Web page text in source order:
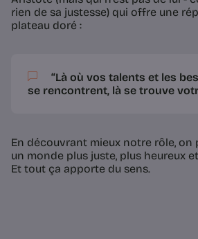
rien de sa justesse) qui offre une
plateau doré :
“Là où vos talents et les
se rencontrent, là se trouve
En découvrant mieux notre rôle, on
un monde plus juste, plus heureux
Et tout ça apporte du sens.